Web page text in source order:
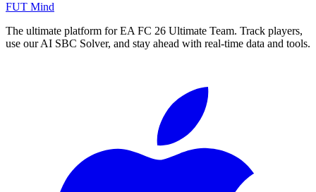
FUT Mind
The ultimate platform for EA FC 26 Ultimate Team. Track players,
use our AI SBC Solver, and stay ahead with real-time data and tools.